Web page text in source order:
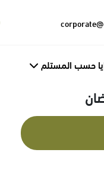
حسب المستلم